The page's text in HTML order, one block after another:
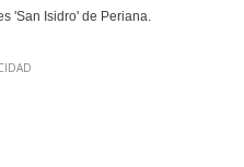
'San Isidro' de Periana.